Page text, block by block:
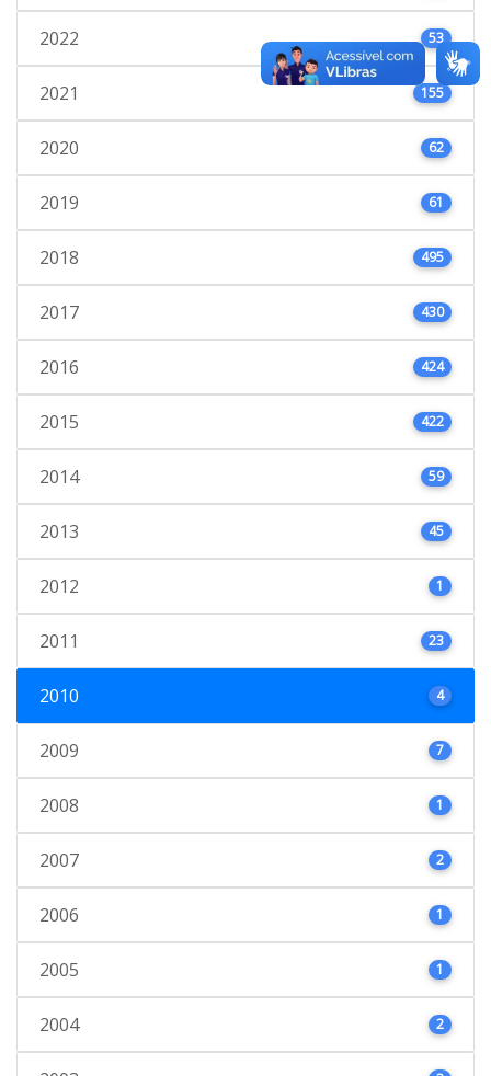
2022 53
2021 155
2020 62
2019 61
2018 495
2017 430
2016 424
2015 422
2014 59
2013 45
2012 1
2011 23
2010 4
2009 7
2008 1
2007 2
2006 1
2005 1
2004 2